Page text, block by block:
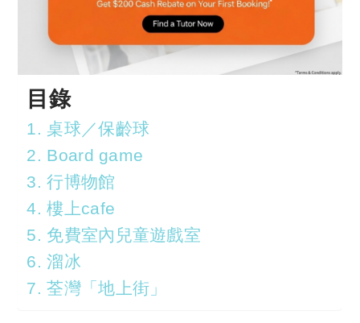
目錄
1. 桌球／保齡球
2. Board game
3. 行博物館
4. 樓上cafe
5. 免費室內兒童遊戲室
6. 溜冰
7. 荃灣「地上街」